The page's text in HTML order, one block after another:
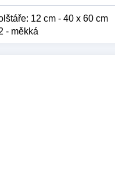
12 cm - 40 x 60 cm
- měkká